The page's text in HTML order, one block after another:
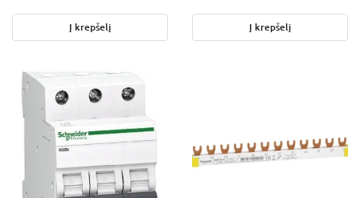
Į krepšelį Į krepšelį